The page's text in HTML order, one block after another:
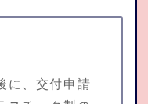
に、交付申請